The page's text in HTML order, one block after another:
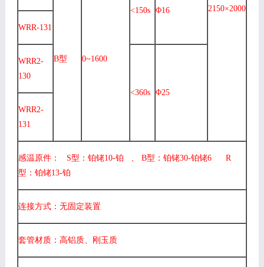
2150×2000
B型 0~1600
<150s
Φ16
WRR-131
WRR2-
130
<360s
Φ25
WRR2-
131
感温原件： S型：铂铑10-铂 、 B型：铂铑30-铂铑6 R
型：铂铑13-铂
连接方式：无固定装置
套管材质：高铝质、刚玉质